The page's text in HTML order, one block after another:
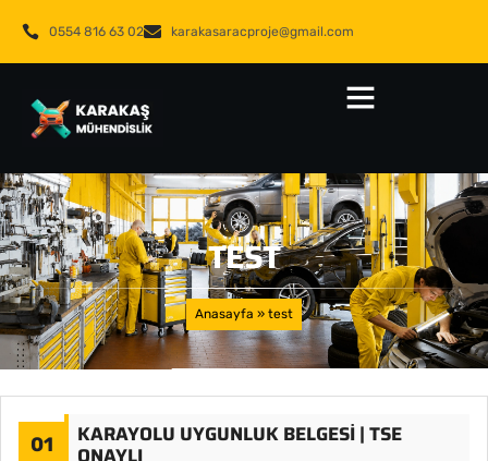
0554 816 63 02 karakasaracproje@gmail.com
TEST
Anasayfa » test
01 KARAYOLU UYGUNLUK BELGESI | TSE